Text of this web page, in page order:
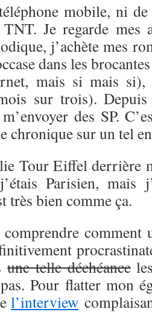
mobile, ni
Je regarde
j’achète mes
dans les
mais si mais
sur trois).
des SP.
chronique sur un tel
Tour Eiffel derrière
Parisien, mais
très bien comme ça.
comment
une telle déchéance
Pour flatter mon
l’interview